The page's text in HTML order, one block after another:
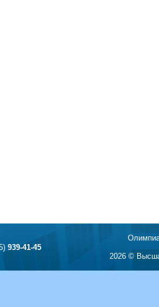
939-41-45
2026 ©